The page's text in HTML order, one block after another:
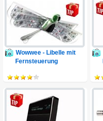
Wowwee - Libelle mit
Fernsteuerung